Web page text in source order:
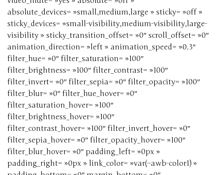
absolute_devices= »small,medium,large » sticky= »off »
sticky_devices= »small-visibility,medium-visibility,large-
visibility » sticky_transition_offset= »0″ scroll_offset= »0″
animation_direction= »left » animation_speed= »0.3″
filter_hue= »0″ filter_saturation= »100″
filter_brightness= »100″ filter_contrast= »100″
filter_invert= »0″ filter_sepia= »0″ filter_opacity= »100″
filter_blur= »0″ filter_hue_hover= »0″
filter_saturation_hover= »100″
filter_brightness_hover= »100″
filter_contrast_hover= »100″ filter_invert_hover= »0″
filter_sepia_hover= »0″ filter_opacity_hover= »100″
filter_blur_hover= »0″ padding_left= »0px »
padding_right= »0px » link_color= »var(–awb-color1) »